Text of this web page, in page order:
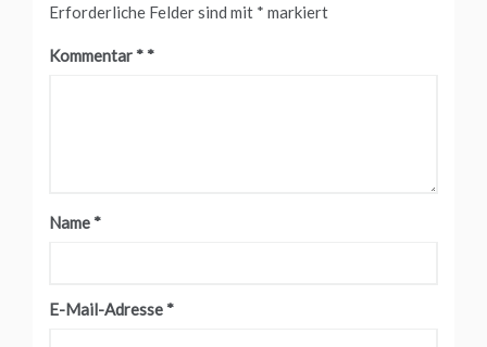
Erforderliche Felder sind mit * markiert
Kommentar *
Name *
E-Mail-Adresse *